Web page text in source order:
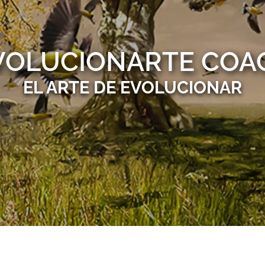
EL ARTE DE EVOLUCIONAR